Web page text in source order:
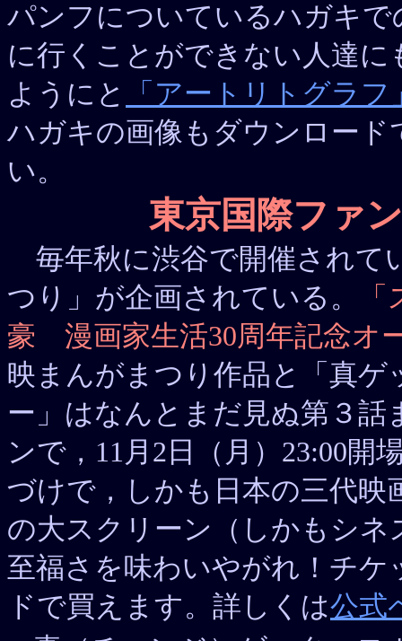
パンフについているハガキ
に行くことができない人達
ようにと
「アートリトグラ
ハガキの画像もダウンロー
い。
東京国際ファ
毎年秋に渋谷で開催されて
つり」が企画されている。
豪 漫画家生活30周年記念オ
映まんがまつり作品と「真
ー」はなんとまだ見ぬ第３話
ンで，11月2日（月）23:00開
づけで，しかも日本の三代
の大スクリーン（しかもシ
至福さを味わいやがれ！チケ
ドで買えます。詳しくは公式